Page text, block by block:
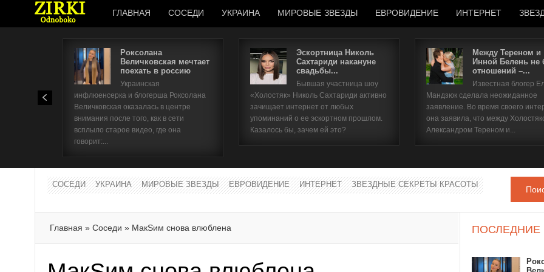
ГЛАВНАЯ СОСЕДИ УКРАИНА МИРОВЫЕ ЗВЕЗДЫ ЕВРОВИДЕНИЕ ИНТЕРНЕТ
Роксолана
Величковская мечтает
поехать в россию
Украинская
инфлюенсерка и блогерша Роксолана
Величковская оказалась в центре
внимания после того, как в сети
всплыло старое видео, где она
говорит:...
Эскортница Николь
Сахтариди накануне
свадьбы...
Бывшая участница шоу
«Холостяк» Николь Сахтариди активно
зачищает интернет от любых
упоминаний о ее эскортном прошлом.
Казалось бы, зачем ей это?
Между Тереном и
Инной Белень не
отношений –...
Известная блогер
Мандзюк сделала неожиданное
заявление. Во время своего
она заявила, что между
Александром Тереном и...
СОСЕДИ УКРАИНА МИРОВЫЕ ЗВЕЗДЫ ЕВРОВИДЕНИЕ ИНТЕРНЕТ ЗВЕЗДНЫЕ СЕКРЕТЫ КРАСОТЫ
Главная » Соседи » МакSим снова влюблена ПОСЛЕДНИЕ
Имя пользователя
Забыли имя пользователя?